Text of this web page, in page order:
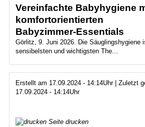
Vereinfachte Babyhygiene
komfortorientierten
Babyzimmer‑Essentials
Görlitz, 9. Juni 2026. Die Säuglingshygiene
sensibelsten und wichtigsten The...
Erstellt am 17.09.2024 - 14:14Uhr | Zuletzt
17.09.2024 - 14:14Uhr
Seite drucken